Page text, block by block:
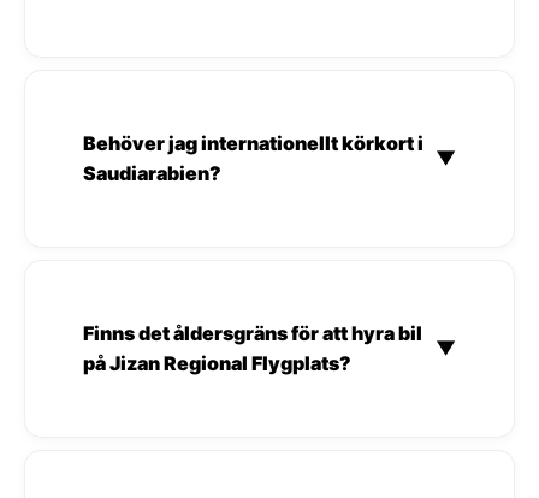
Behöver jag internationellt körkort i
Saudiarabien?
▼
Finns det åldersgräns för att hyra bil
på Jizan Regional Flygplats?
▼